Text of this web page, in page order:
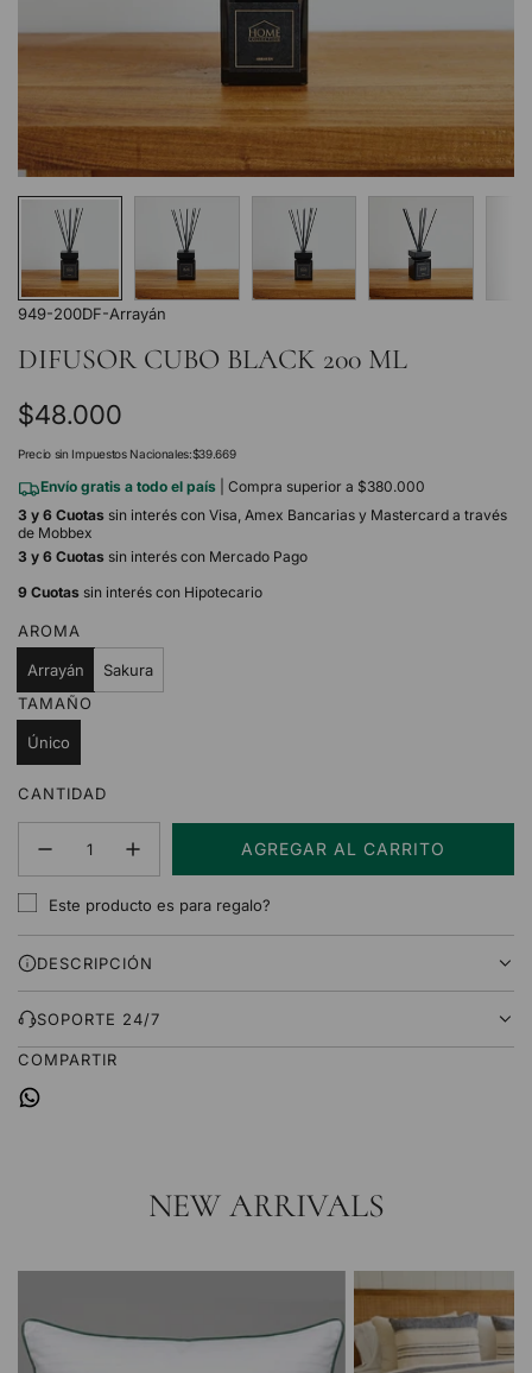
949-200DF-Arrayán
DIFUSOR CUBO BLACK 200 ML
Precio
regular
$48.000
Precio sin Impuestos Nacionales:$39.669
Envío gratis a todo el país
| Compra superior a $380.000
3 y 6 Cuotas sin interés con Visa, Amex Bancarias y Mastercard a través
de Mobbex
3 y 6 Cuotas sin interés con Mercado Pago
9 Cuotas sin interés con Hipotecario
AROMA
Arrayán
Sakura
TAMAÑO
Único
CANTIDAD
AGREGAR AL CARRITO
C
G
N
O
Este producto es para regalo?
DESCRIPCIÓN
SOPORTE 24/7
COMPARTIR
NEW ARRIVALS